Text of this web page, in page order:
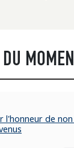
l'honneur de